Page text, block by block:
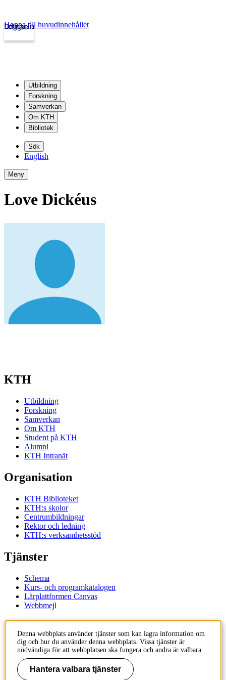
kth.se
Logga in
Hoppa till huvudinnehållet
Utbildning
Forskning
Samverkan
Om KTH
Bibliotek
Sök
English
Meny
Love Dickéus
KTH
Utbildning
Forskning
Samverkan
Om KTH
Student på KTH
Alumni
KTH Intranät
Organisation
KTH Biblioteket
KTH:s skolor
Centrumbildningar
Rektor och ledning
KTH:s verksamhetsstöd
Tjänster
Schema
Kurs- och programkatalogen
Lärplattformen Canvas
Webbmejl
Kontakt
KTH
100 44 Stockholm
+46 8 790 60 00
Denna webbplats använder tjänster som kan lagra information om
dig och hur du använder denna webbplats. Vissa tjänster är
nödvändiga för att webbplatsen ska fungera och andra är valbara.
Hantera valbara tjänster